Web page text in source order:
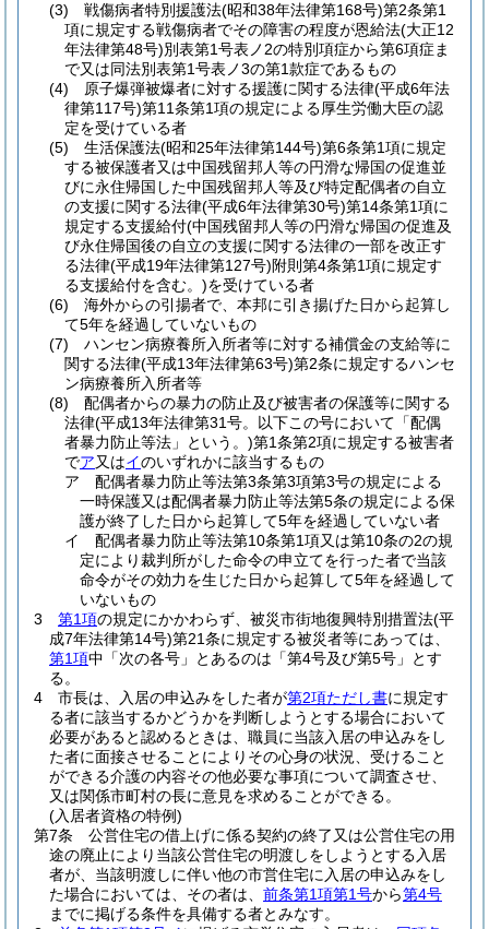
(3)
戦傷病者特別援護法(昭和38年法律第168号)第2条第1
項に規定する戦傷病者でその障害の程度が恩給法(大正12
年法律第48号)別表第1号表ノ2の特別項症から第6項症ま
で又は同法別表第1号表ノ3の第1款症であるもの
(4)
原子爆弾被爆者に対する援護に関する法律(平成6年法
律第117号)第11条第1項の規定による厚生労働大臣の認
定を受けている者
(5)
生活保護法(昭和25年法律第144号)第6条第1項に規定
する被保護者又は中国残留邦人等の円滑な帰国の促進並
びに永住帰国した中国残留邦人等及び特定配偶者の自立
の支援に関する法律(平成6年法律第30号)第14条第1項に
規定する支援給付(中国残留邦人等の円滑な帰国の促進及
び永住帰国後の自立の支援に関する法律の一部を改正す
る法律(平成19年法律第127号)附則第4条第1項に規定す
る支援給付を含む。)を受けている者
(6)
海外からの引揚者で、本邦に引き揚げた日から起算し
て5年を経過していないもの
(7)
ハンセン病療養所入所者等に対する補償金の支給等に
関する法律(平成13年法律第63号)第2条に規定するハンセ
ン病療養所入所者等
(8)
配偶者からの暴力の防止及び被害者の保護等に関する
法律(平成13年法律第31号。以下この号において「配偶
者暴力防止等法」という。)第1条第2項に規定する被害者
でア又はイのいずれかに該当するもの
ア
配偶者暴力防止等法第3条第3項第3号の規定による
一時保護又は配偶者暴力防止等法第5条の規定による保
護が終了した日から起算して5年を経過していない者
イ
配偶者暴力防止等法第10条第1項又は第10条の2の規
定により裁判所がした命令の申立てを行った者で当該
命令がその効力を生じた日から起算して5年を経過して
いないもの
3
第1項の規定にかかわらず、被災市街地復興特別措置法(平
成7年法律第14号)第21条に規定する被災者等にあっては、
第1項中「次の各号」とあるのは「第4号及び第5号」とす
る。
4
市長は、入居の申込みをした者が第2項ただし書に規定す
る者に該当するかどうかを判断しようとする場合において
必要があると認めるときは、職員に当該入居の申込みをし
た者に面接させることによりその心身の状況、受けること
ができる介護の内容その他必要な事項について調査させ、
又は関係市町村の長に意見を求めることができる。
(入居者資格の特例)
第7条
公営住宅の借上げに係る契約の終了又は公営住宅の用
途の廃止により当該公営住宅の明渡しをしようとする入居
者が、当該明渡しに伴い他の市営住宅に入居の申込みをし
た場合においては、その者は、 前条第1項第1号から第4号
までに掲げる条件を具備する者とみなす。